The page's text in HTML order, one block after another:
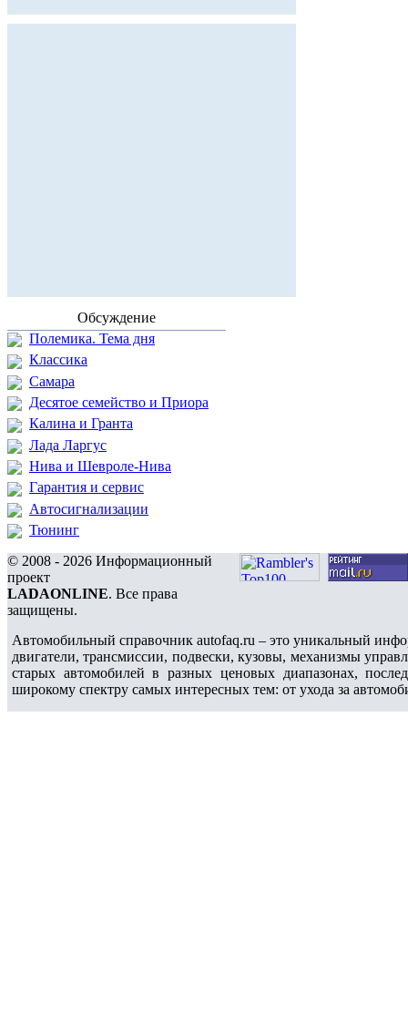
Обсуждение
Полемика. Тема дня
Классика
Самара
Десятое семейство и Приора
Калина и Гранта
Лада Ларгус
Нива и Шевроле-Нива
Гарантия и сервис
Автосигнализации
Тюнинг
© 2008 - 2026 Информационный
проект
LADAONLINE. Все права
защищены.
Автомобильный справочник autofaq.ru – это уникальный
двигатели, трансмиссии, подвески, кузовы, механизмы
старых автомобилей в разных ценовых диапазонах,
широкому спектру самых интересных тем: от ухода за